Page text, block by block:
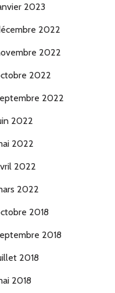
2023
2022
2022
2022
2022
2022
2022
2022
2022
2018
2018
2018
2018